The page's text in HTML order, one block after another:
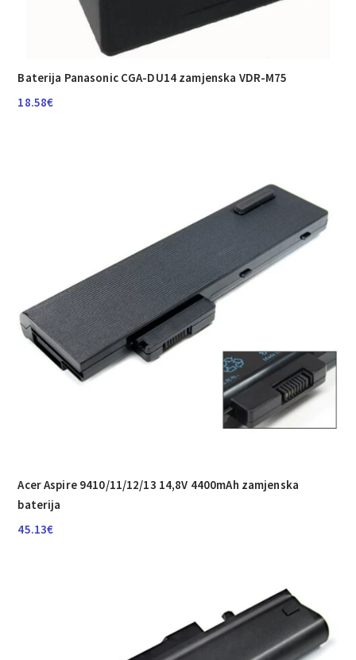
Baterija Panasonic CGA-DU14 zamjenska VDR-M75
18.58€
Acer Aspire 9410/­11/­12/­13 14,8V 4400mAh zamjenska
baterija
45.13€